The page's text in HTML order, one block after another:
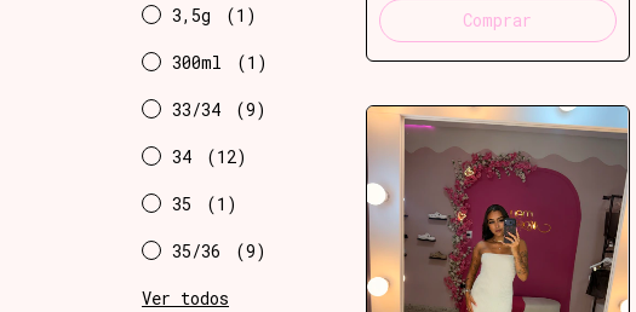
3,5g (1)
300ml (1)
33/34 (9)
34 (12)
35 (1)
35/36 (9)
Ver todos
Comprar